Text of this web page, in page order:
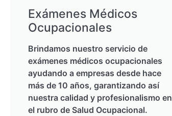
Exámenes Médicos
Ocupacionales
Brindamos nuestro servicio de
exámenes médicos ocupacionales
ayudando a empresas desde hace
más de 10 años, garantizando así
nuestra calidad y profesionalismo en
el rubro de Salud Ocupacional.